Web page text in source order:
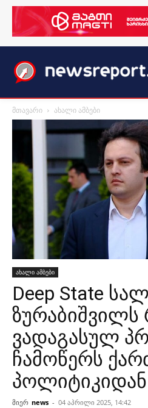
მთავარი ახალი ამბები
ახალი ამბები
Deep State
ვადაგასულ
ჩამოწერს
პოლიტიკიდან
მიერ news - 04 აპრილი 2025, 14:42